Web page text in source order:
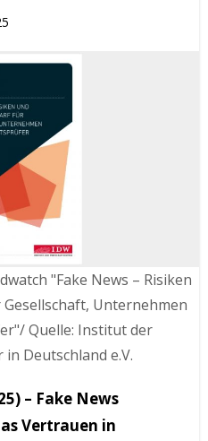
"Fake News – Risiken
Unternehmen
Quelle: Institut der
Deutschland e.V.
Vertrauen in